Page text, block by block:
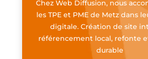
Chez Web Diffusion, nous
les TPE et PME de Metz dans
digitale. Création de site
référencement local, refonte
durable